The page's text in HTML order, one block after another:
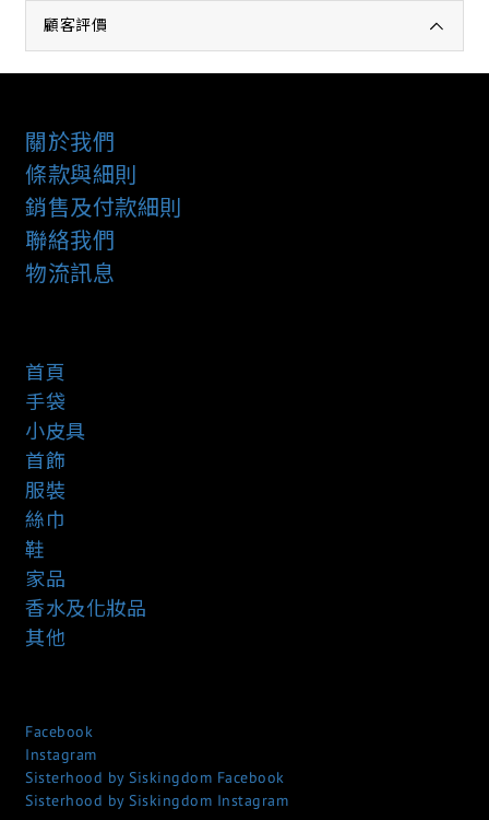
顧客評價
關於我們
條款與細則
銷售及付款細則
聯絡我們
物流訊息
首頁
手袋
小皮具
首飾
服裝
絲巾
鞋
家品
香水及化妝品
其他
Facebook
Instagram
Sisterhood by Siskingdom Facebook
Sisterhood by Siskingdom Instagram